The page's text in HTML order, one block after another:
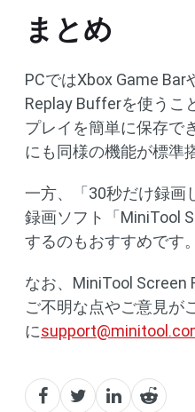
まとめ
PCではXbox Game Bar
Replay Bufferを使うこ
プレイを簡単に保存で
にも同様の機能が標準
一方、「30秒だけ録画
録画ソフト「MiniTool
するのもおすすめです。
なお、MiniTool Screen
ご不明な点やご意見が
に